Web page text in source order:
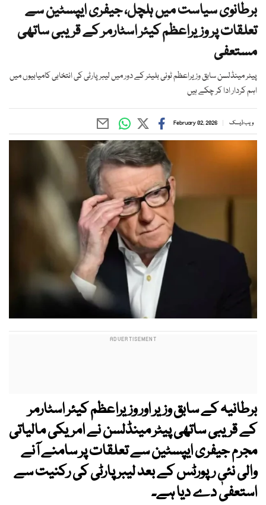
برطانوی سیاست میں ہلچل، جیفری ایپسٹین سے
تعلقات پر وزیراعظم کیئر اسٹارمر کے قریبی ساتھی
مستعفی
پیٹر مینڈلسن سابق وزیراعظم ٹونی بلیئر کے دور میں لیبر پارٹی کی انتخابی کامیابیوں میں
اہم کردار ادا کر چکے ہیں
ویب ڈیسک February 02, 2026
برطانیہ کے سابق وزیر اور وزیراعظم کیئر اسٹارمر
کے قریبی ساتھی پیٹر مینڈلسن نے امریکی مالیاتی
مجرم جیفری ایپسٹین سے تعلقات پر سامنے آنے
والی نئی رپورٹس کے بعد لیبر پارٹی کی رکنیت سے
استعفیٰ دے دیا ہے۔